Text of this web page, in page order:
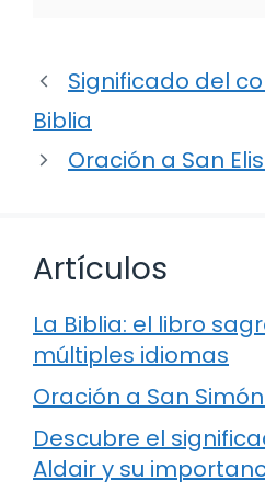
Significado del
Biblia
Oración a San
Artículos
La Biblia: el libro
múltiples idiomas
Oración a San
Descubre el
Aldair y su